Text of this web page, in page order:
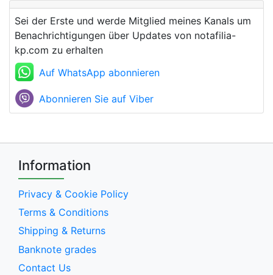
Sei der Erste und werde Mitglied meines Kanals um
Benachrichtigungen über Updates von notafilia-
kp.com zu erhalten
Auf WhatsApp abonnieren
Abonnieren Sie auf Viber
Information
Privacy & Cookie Policy
Terms & Conditions
Shipping & Returns
Banknote grades
Contact Us